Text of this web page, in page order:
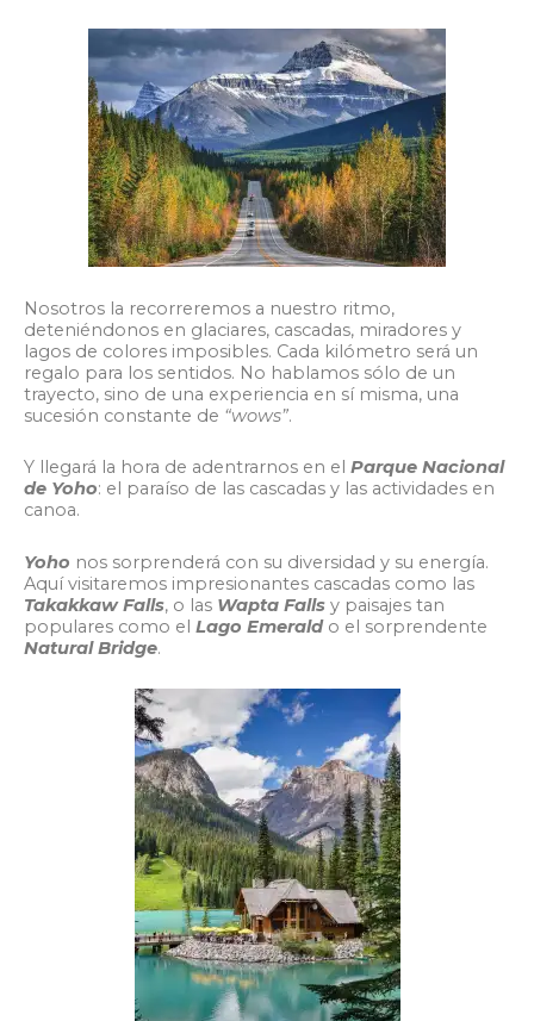
Nosotros la recorreremos a nuestro ritmo,
deteniéndonos en glaciares, cascadas, miradores y
lagos de colores imposibles. Cada kilómetro será un
regalo para los sentidos. No hablamos sólo de un
trayecto, sino de una experiencia en sí misma, una
sucesión constante de “wows”.
Y llegará la hora de adentrarnos en el Parque Nacional
de Yoho: el paraíso de las cascadas y las actividades en
canoa.
Yoho nos sorprenderá con su diversidad y su energía.
Aquí visitaremos impresionantes cascadas como las
Takakkaw Falls, o las Wapta Falls y paisajes tan
populares como el Lago Emeraldo el sorprendente
Natural Bridge.